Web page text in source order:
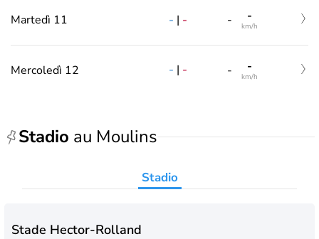
Martedì 11 - | - - -
km/h
Mercoledì 12 - | - - -
km/h
Stadio au Moulins
Stadio
Stade Hector-Rolland